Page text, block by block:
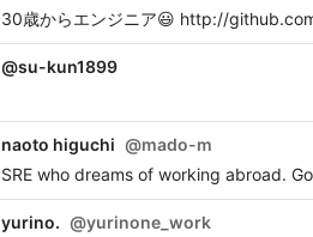
30歳からエンジニア😃 http://
@su-kun1899
naoto higuchi @mado-m
SRE who dreams of working abroad.
yurino. @yurinone_work